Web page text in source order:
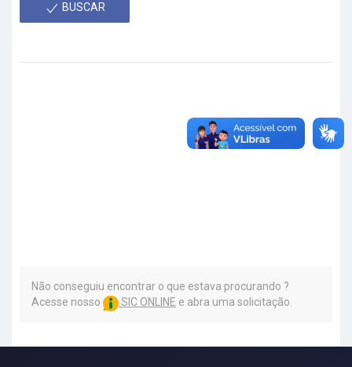
BUSCAR
Não conseguiu encontrar o que estava procurando ?
Acesse nosso
SIC ONLINE e abra uma solicitação.